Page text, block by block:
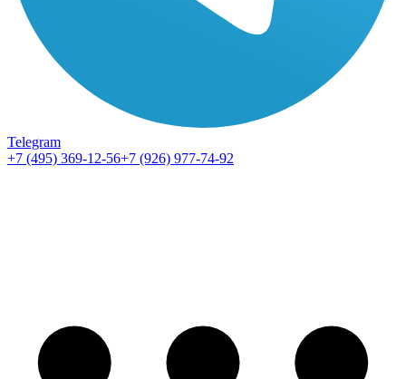
Telegram
+7 (495) 369-12-56+7 (926) 977-74-92